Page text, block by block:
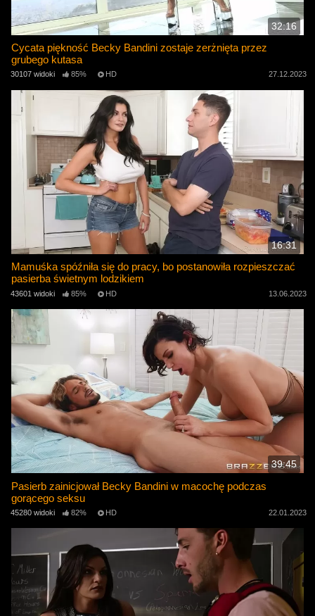
32:16
Cycata piękność Becky Bandini zostaje zerżnięta przez
grubego kutasa
30107 widoki 85% HD 27.12.2023
16:31
Mamuśka spóźniła się do pracy, bo postanowiła rozpieszczać
pasierba świetnym lodzikiem
43601 widoki 85% HD 13.06.2023
39:45
Pasierb zainicjował Becky Bandini w macochę podczas
gorącego seksu
45280 widoki 82% HD 22.01.2023